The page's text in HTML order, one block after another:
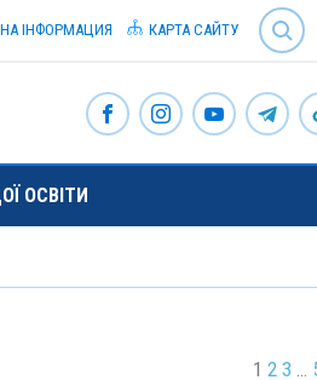
SEARCH
ІНФОРМАЦИЯ КАРТА САЙТУ
ОСВІТИ
1 2 3 …